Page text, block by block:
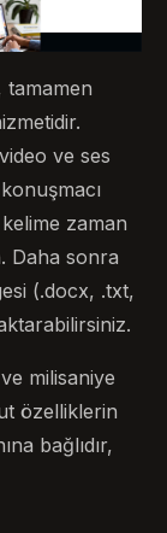
tamamen
ve ses
zaman
Daha sonra
(.docx, .txt,
milisaniye
özelliklerin
bağlıdır,